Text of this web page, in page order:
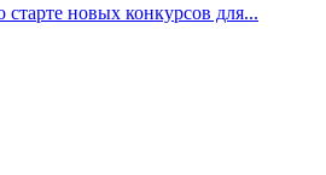
старте новых конкурсов для...